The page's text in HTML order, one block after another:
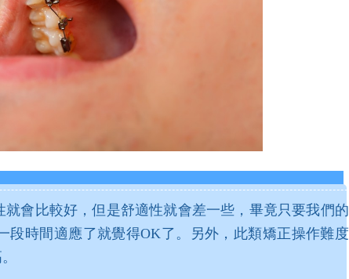
會比較好，但是舒適性就會差一些，畢竟只要我們的
時間適應了就覺得OK了。另外，此類矯正操作難度